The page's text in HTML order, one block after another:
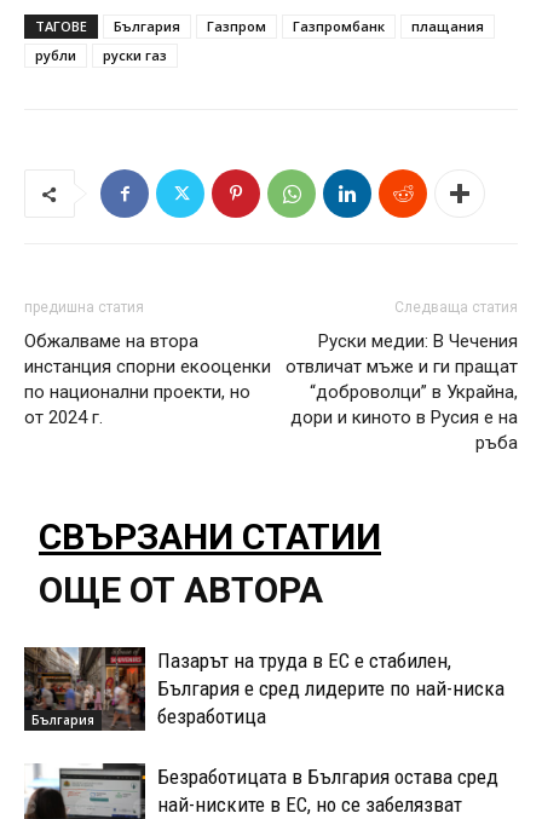
ТАГОВЕ България Газпром Газпромбанк
плащания
рубли
руски газ
предишна статия
Обжалваме на втора
инстанция спорни екооценки
по национални проекти, но
от 2024 г.
Следваща статия
Руски медии: В Чечения
отвличат мъже и ги пращат
“доброволци” в Украйна,
дори и киното в Русия е на
ръба
СВЪРЗАНИ СТАТИИ
ОЩЕ ОТ АВТОРА
България
Пазарът на труда в ЕС е стабилен,
България е сред лидерите по най-ниска
безработица
Безработицата в България остава сред
най-ниските в ЕС, но се забелязват